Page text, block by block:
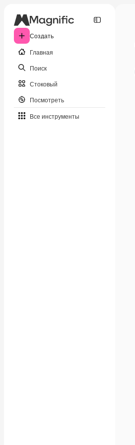
Создать
Главная
Поиск
Стоковый
Посмотреть
Все инструменты